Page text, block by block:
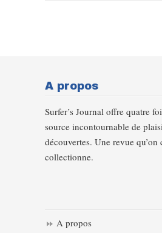
A propos
Surfer’s Journal offre quatre
source incontournable de
découvertes. Une revue qu’on
collectionne.
A propos